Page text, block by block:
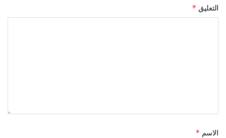
التعليق *
الاسم *